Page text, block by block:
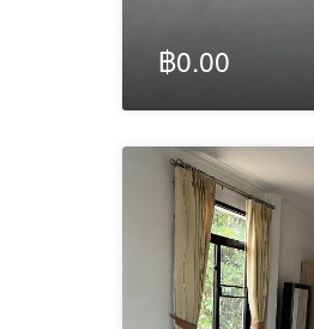
฿0.00